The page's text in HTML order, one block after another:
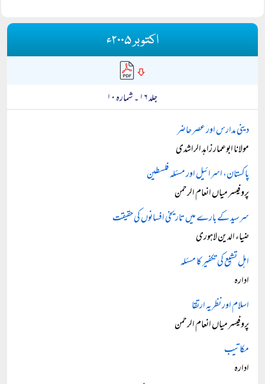
اکتوبر ۲۰۰۵ء
جلد ۱۶ ۔ شمارہ ۱۰
دینی مدارس اور عصر حاضر
مولانا ابوعمار زاہد الراشدی
پاکستان، اسرائیل اور مسئلہ فلسطین
پروفیسر میاں انعام الرحمن
سرسید کے بارے میں تاریخی افسانوں کی حقیقت
ضیاء الدین لاہوری
اہل تشیع کی تکفیر کا مسئلہ
ادارہ
اسلام اور نظریہ ارتقا
پروفیسر میاں انعام الرحمن
مکاتیب
ادارہ